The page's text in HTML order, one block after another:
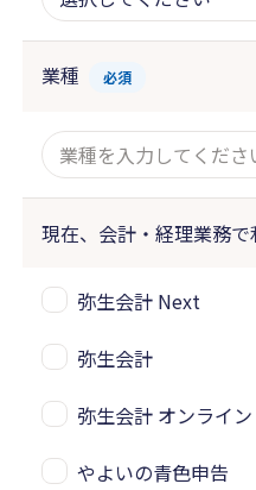
業種 必須
現在、会計・経理業務で
弥生会計 Next
弥生会計
弥生会計 オンライン
やよいの青色申告